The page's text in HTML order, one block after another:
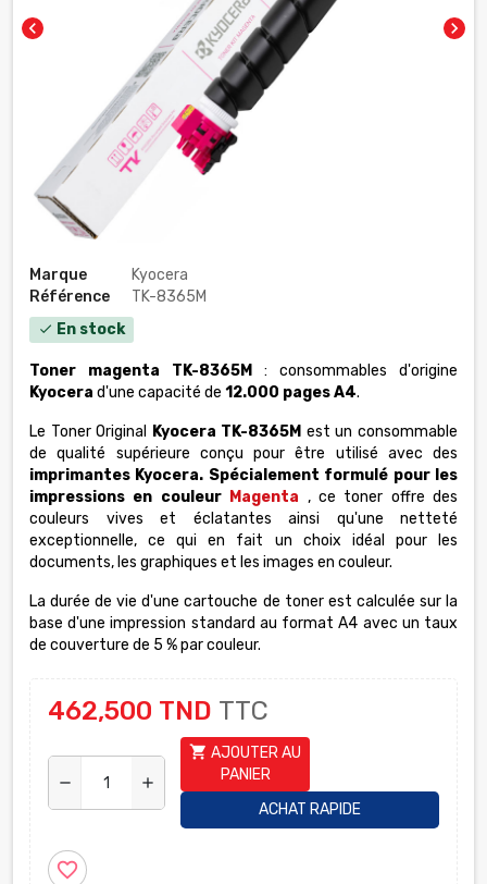
chevron_left chevron_right
Marque
Kyocera
Référence
TK-8365M
check En stock
Toner magenta TK-8365M
: consommables d'origine
Kyocera d'une capacité de 12.000 pages A4.
Le Toner Original Kyocera TK-8365M est un consommable
de qualité supérieure conçu pour être utilisé avec des
imprimantes Kyocera. Spécialement formulé pour les
impressions en couleur Magenta ,ce toner offre des
couleurs vives et éclatantes ainsi qu'une netteté
exceptionnelle, ce qui en fait un choix idéal pour les
documents, les graphiques et les images en couleur.
La durée de vie d'une cartouche de toner est calculée sur la
base d'une impression standard au format A4 avec un taux
de couverture de 5 % par couleur.
462,500 TND TTC
remove add
shopping_cart AJOUTER AU
PANIER
ACHAT RAPIDE
favorite_border